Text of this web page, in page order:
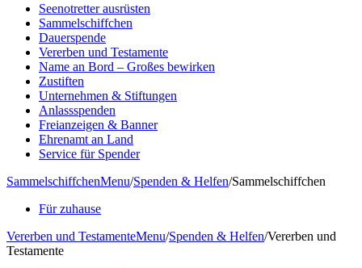
Seenotretter ausrüsten
Sammelschiffchen
Dauerspende
Vererben und Testamente
Name an Bord – Großes bewirken
Zustiften
Unternehmen & Stiftungen
Anlassspenden
Freianzeigen & Banner
Ehrenamt an Land
Service für Spender
SammelschiffchenMenu/Spenden & Helfen/Sammelschiffchen
Für zuhause
Vererben und TestamenteMenu/Spenden & Helfen/Vererben und
Testamente